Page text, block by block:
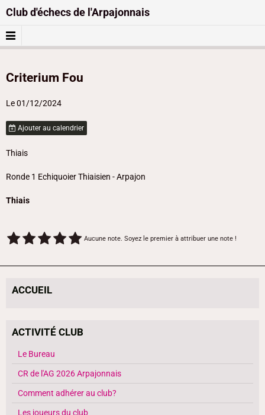
Club d'échecs de l'Arpajonnais
Criterium Fou
Le 01/12/2024
Ajouter au calendrier
Thiais
Ronde 1 Echiquoier Thiaisien - Arpajon
Thiais
Aucune note. Soyez le premier à attribuer une note !
ACCUEIL
ACTIVITÉ CLUB
Le Bureau
CR de l'AG 2026 Arpajonnais
Comment adhérer au club?
Les joueurs du club